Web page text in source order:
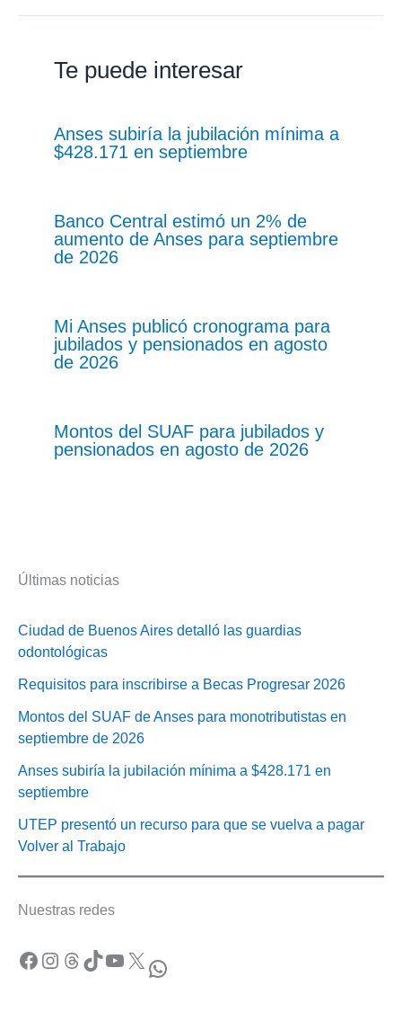
Te puede interesar
Anses subiría la jubilación mínima a
$428.171 en septiembre
Banco Central estimó un 2% de
aumento de Anses para septiembre
de 2026
Mi Anses publicó cronograma para
jubilados y pensionados en agosto
de 2026
Montos del SUAF para jubilados y
pensionados en agosto de 2026
Últimas noticias
Ciudad de Buenos Aires detalló las guardias
odontológicas
Requisitos para inscribirse a Becas Progresar 2026
Montos del SUAF de Anses para monotributistas en
septiembre de 2026
Anses subiría la jubilación mínima a $428.171 en
septiembre
UTEP presentó un recurso para que se vuelva a pagar
Volver al Trabajo
Nuestras redes
Facebook Instagram Threads TikTok YouTube X WhatsApp